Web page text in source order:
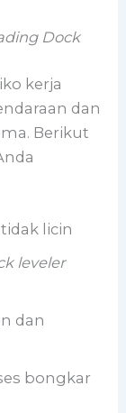
Dock
kerja
dan
Berikut
licin
leveler
dan
bongkar